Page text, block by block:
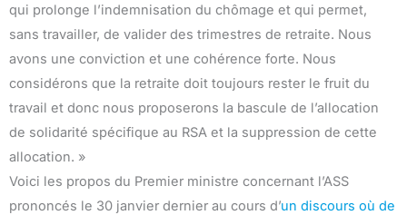
qui prolonge l’indemnisation du chômage et qui permet,
sans travailler, de valider des trimestres de retraite. Nous
avons une conviction et une cohérence forte. Nous
considérons que la retraite doit toujours rester le fruit du
travail et donc nous proposerons la bascule de l’allocation
de solidarité spécifique au RSA et la suppression de cette
allocation. »
Voici les propos du Premier ministre concernant l’ASS
prononcés le 30 janvier dernier au cours d’un discours où de